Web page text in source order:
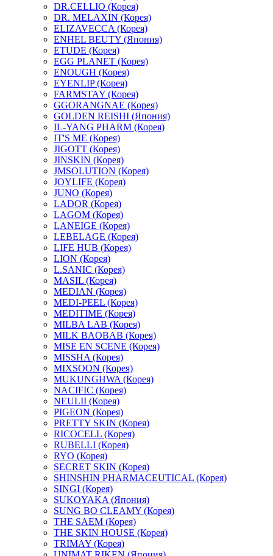
DR.CELLIO (Корея)
DR. MELAXIN (Корея)
ELIZAVECCA (Корея)
ENHEL BEUTY (Япония)
ETUDE (Корея)
EGG PLANET (Корея)
ENOUGH (Корея)
EYENLIP (Корея)
FARMSTAY (Корея)
GGORANGNAE (Корея)
GOLDEN REISHI (Япония)
IL-YANG PHARM (Корея)
IT'S ME (Корея)
JIGOTT (Корея)
JINSKIN (Корея)
JMSOLUTION (Корея)
JOYLIFE (Корея)
JUNO (Корея)
LADOR (Корея)
LAGOM (Корея)
LANEIGE (Корея)
LEBELAGE (Корея)
LIFE HUB (Корея)
LION (Корея)
L.SANIC (Корея)
MASIL (Корея)
MEDIAN (Корея)
MEDI-PEEL (Корея)
MEDITIME (Корея)
MILBA LAB (Корея)
MILK BAOBAB (Корея)
MISE EN SCENE (Корея)
MISSHA (Корея)
MIXSOON (Корея)
MUKUNGHWA (Корея)
NACIFIC (Корея)
NEULII (Корея)
PIGEON (Корея)
PRETTY SKIN (Корея)
RICOCELL (Корея)
RUBELLI (Корея)
RYO (Корея)
SECRET SKIN (Корея)
SHINSHIN PHARMACEUTICAL (Корея)
SINGI (Корея)
SUKOYAKA (Япония)
SUNG BO CLEAMY (Корея)
THE SAEM (Корея)
THE SKIN HOUSE (Корея)
TRIMAY (Корея)